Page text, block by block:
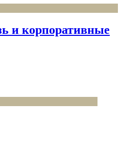
и корпоративные